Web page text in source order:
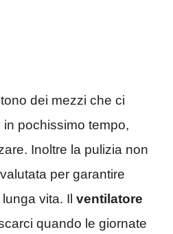
dei mezzi che ci
pochissimo tempo,
Inoltre la pulizia non
per garantire
vita. Il ventilatore
quando le giornate